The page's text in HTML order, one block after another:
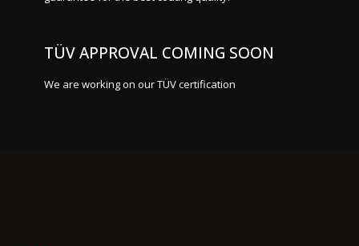
TÜV APPROVAL COMING SOON
We are working on our TÜV certification